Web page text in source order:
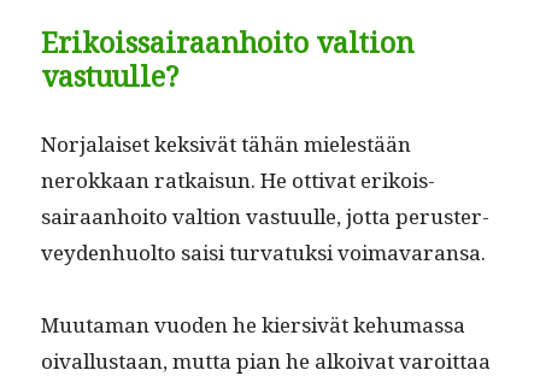
Erikoissairaanhoito valtion
vastuulle?
Nor­jalaiset kek­sivät tähän mielestään
nerokkaan ratkaisun. He otti­vat erikois­
sairaan­hoito val­tion vas­tu­ulle, jot­ta peruster­
vey­den­huolto saisi tur­vatuk­si voimavaransa.
Muu­ta­man vuo­den he kier­sivät kehu­mas­sa
oival­lus­taan, mut­ta pian he alkoi­vat varoit­taa